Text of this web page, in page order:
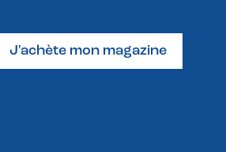
J'achète mon magazine